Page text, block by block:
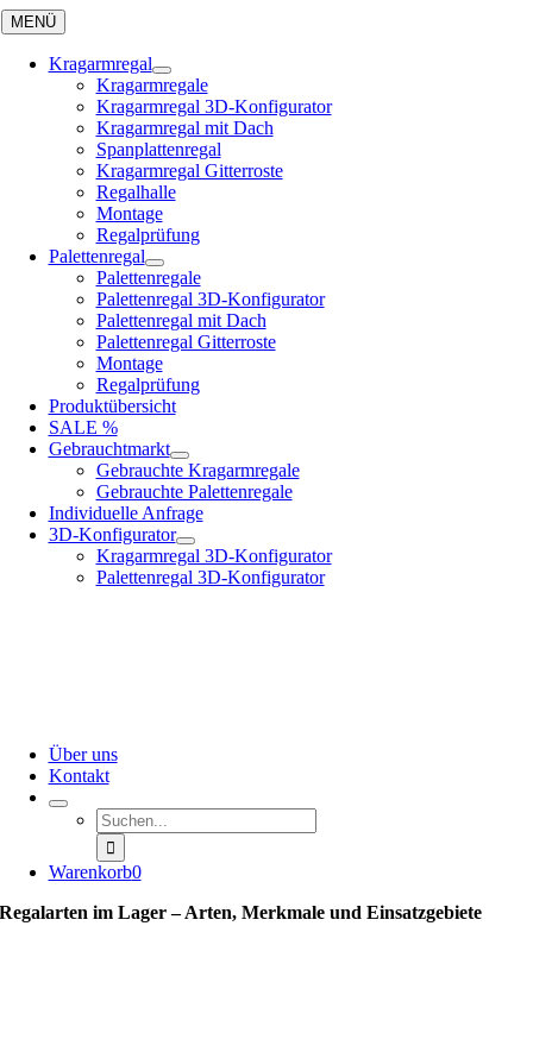
Skip
to
content
MENÜ
Kragarmregal
Kragarmregale
Kragarmregal 3D-Konfigurator
Kragarmregal mit Dach
Spanplattenregal
Kragarmregal Gitterroste
Regalhalle
Montage
Regalprüfung
Palettenregal
Palettenregale
Palettenregal 3D-Konfigurator
Palettenregal mit Dach
Palettenregal Gitterroste
Montage
Regalprüfung
Produktübersicht
SALE %
Gebrauchtmarkt
Gebrauchte Kragarmregale
Gebrauchte Palettenregale
Individuelle Anfrage
3D-Konfigurator
Kragarmregal 3D-Konfigurator
Palettenregal 3D-Konfigurator
Über uns
Kontakt
Suche
nach:
Warenkorb0
Regalarten im Lager – Arten, Merkmale und Einsatzgebiete